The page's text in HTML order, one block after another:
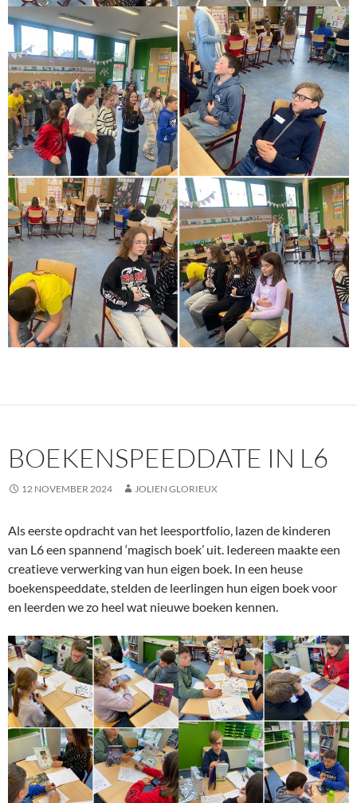
BOEKENSPEEDDATE IN L6
12 NOVEMBER 2024 JOLIEN GLORIEUX
Als eerste opdracht van het leesportfolio, lazen de kinderen
van L6 een spannend ‘magisch boek’ uit. Iedereen maakte een
creatieve verwerking van hun eigen boek. In een heuse
boekenspeeddate, stelden de leerlingen hun eigen boek voor
en leerden we zo heel wat nieuwe boeken kennen.